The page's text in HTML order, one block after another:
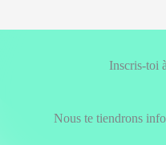
Inscris-toi
Nous te tiendrons